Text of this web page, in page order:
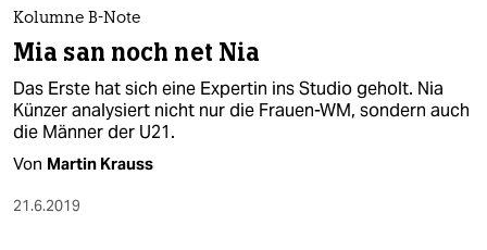
Kolumne B-Note
Mia san noch net Nia
Das Erste hat sich eine Expertin ins Studio geholt. Nia
Künzer analysiert nicht nur die Frauen-WM, sondern auch
die Männer der U21.
Von Martin Krauss
21.6.2019